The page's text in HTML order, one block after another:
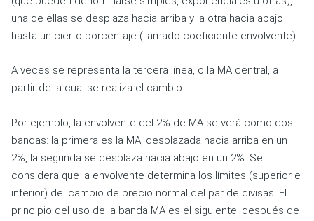
una de ellas se desplaza hacia arriba y la otra hacia abajo
hasta un cierto porcentaje (llamado coeficiente envolvente).
A veces se representa la tercera línea, o la MA central, a
partir de la cual se realiza el cambio.
Por ejemplo, la envolvente del 2% de MA se verá como dos
bandas: la primera es la MA, desplazada hacia arriba en un
2%, la segunda se desplaza hacia abajo en un 2%. Se
considera que la envolvente determina los límites (superior e
inferior) del cambio de precio normal del par de divisas. El
principio del uso de la banda MA es el siguiente: después de